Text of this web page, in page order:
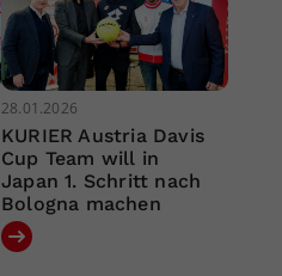
28.01.2026
KURIER Austria Davis
Cup Team will in
Japan 1. Schritt nach
Bologna machen